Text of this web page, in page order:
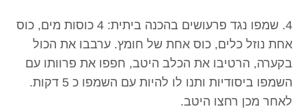
4. שמפו נגד פרעושים בהכנה ביתית: 4 כוסות מים, כוס
אחת נוזל כלים, כוס אחת של חומץ. ערבבו את הכול
בקערה, הרטיבו את הכלב היטב, חפפו את פרוותו עם
השמפו ביסודיות ותנו לו להיות עם השמפו כ 5 דקות.
לאחר מכן רחצו היטב.